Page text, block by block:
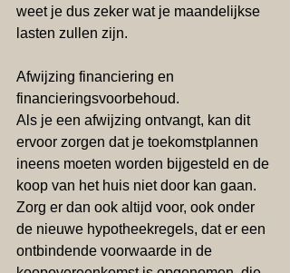
weet je dus zeker wat je maandelijkse
lasten zullen zijn.
Afwijzing financiering en
financieringsvoorbehoud.
Als je een afwijzing ontvangt, kan dit
ervoor zorgen dat je toekomstplannen
ineens moeten worden bijgesteld en de
koop van het huis niet door kan gaan.
Zorg er dan ook altijd voor, ook onder
de nieuwe hypotheekregels, dat er een
ontbindende voorwaarde in de